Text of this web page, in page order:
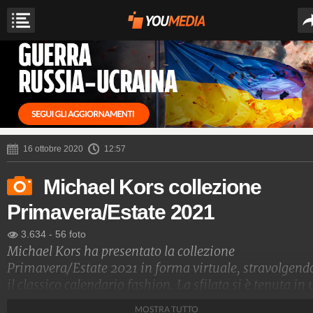
16 ottobre 2020 12:57
Michael Kors collezione
Primavera/Estate 2021
3.634 - 56 foto
Michael Kors ha presentato la collezione
Primavera/Estate 2021 in forma virtuale,
il classico calendario fashion. La sfilata si è tenuta in
MOSTRA TUTTO